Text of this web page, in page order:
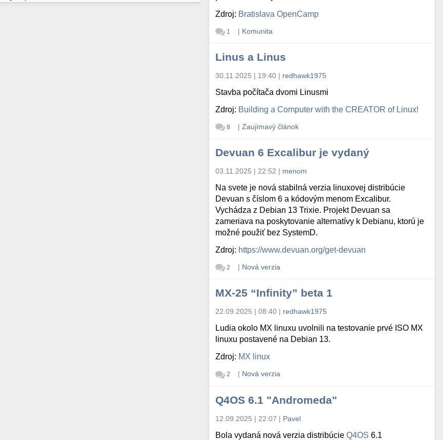
Zdroj: Bratislava OpenCamp
1 | Komunita
Linus a Linus
30.11.2025 | 19:40 | redhawk1975
Stavba počítača dvomi Linusmi
Zdroj: Building a Computer with the CREATOR of Linux!
8 | Zaujímavý článok
Devuan 6 Excalibur je vydaný
03.11.2025 | 22:52 | menom
Na svete je nová stabilná verzia linuxovej distribúcie
Devuan s číslom 6 a kódovým menom Excalibur.
Vychádza z Debian 13 Trixie. Projekt Devuan sa
zameriava na poskytovanie alternatívy k Debianu, ktorú je
možné použiť bez SystemD.
Zdroj: https://www.devuan.org/get-devuan
2 | Nová verzia
MX-25 “Infinity” beta 1
22.09.2025 | 08:40 | redhawk1975
Ludia okolo MX linuxu uvolnili na testovanie prvé ISO MX
linuxu postavené na Debian 13.
Zdroj: MX linux
2 | Nová verzia
Q4OS 6.1 "Andromeda"
12.09.2025 | 22:07 | Pavel
Bola vydaná nová verzia distribúcieQ4OS 6.1